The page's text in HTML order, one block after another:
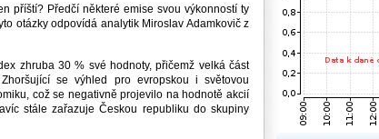
příští? Předčí některé emise svou výkonností ty
otázky odpovídá analytik Miroslav Adamkovič z
zhruba 30 % své hodnoty, přičemž velká část
se výhled pro evropskou i světovou
což se negativně projevilo na hodnotě akcií
stále zařazuje Českou republiku do skupiny